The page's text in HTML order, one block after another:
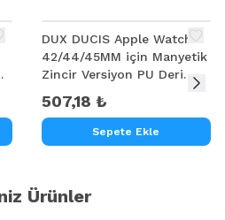
4 Pu Deri Kayış Kordon
DUX DUCIS Apple Watch
42/44/45MM için Manyetik
Zincir Versiyon PU Deri
507,18 ₺
Sepete Ekle
Ürünler